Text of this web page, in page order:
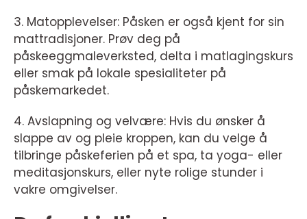
3. Matopplevelser: Påsken er også kjent for sin
mattradisjoner. Prøv deg på
påskeeggmaleverksted, delta i matlagingskurs
eller smak på lokale spesialiteter på
påskemarkedet.
4. Avslapning og velvære: Hvis du ønsker å
slappe av og pleie kroppen, kan du velge å
tilbringe påskeferien på et spa, ta yoga- eller
meditasjonskurs, eller nyte rolige stunder i
vakre omgivelser.